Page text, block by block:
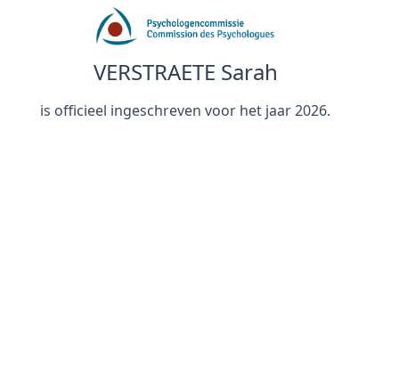
VERSTRAETE Sarah
is officieel ingeschreven voor het jaar 2026.